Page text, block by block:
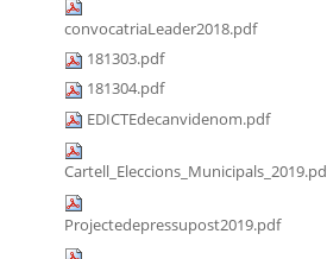
convocatriaLeader2018.pdf
181303.pdf
181304.pdf
EDICTEdecanvidenom.pdf
Projectedepressupost2019.pdf